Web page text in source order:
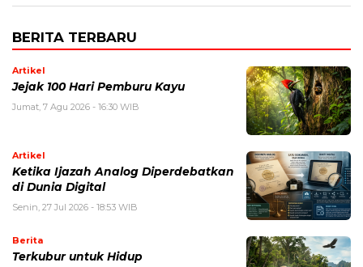
BERITA TERBARU
Artikel
Jejak 100 Hari Pemburu Kayu
Jumat, 7 Agu 2026 - 16:30 WIB
Artikel
Ketika Ijazah Analog Diperdebatkan
di Dunia Digital
Senin, 27 Jul 2026 - 18:53 WIB
Berita
Terkubur untuk Hidup